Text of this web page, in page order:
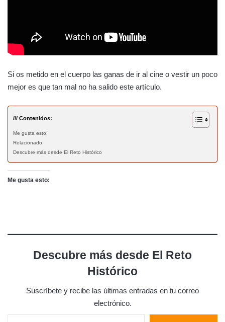
Si os metido en el cuerpo las ganas de ir al cine o vestir un poco
mejor es que tan mal no ha salido este artículo.
/// Contenidos:
Me gusta esto:
Relacionado
Descubre más desde El Reto Histórico
Me gusta esto:
Descubre más desde El Reto
Histórico
Suscríbete y recibe las últimas entradas en tu correo
electrónico.
Escribe tu correo electrónico…